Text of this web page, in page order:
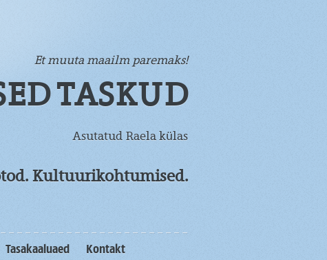
Et muuta maailm paremaks!
TASKUD
Asutatud Raela külas
Kultuurikohtumised.
Tasakaaluaed Kontakt